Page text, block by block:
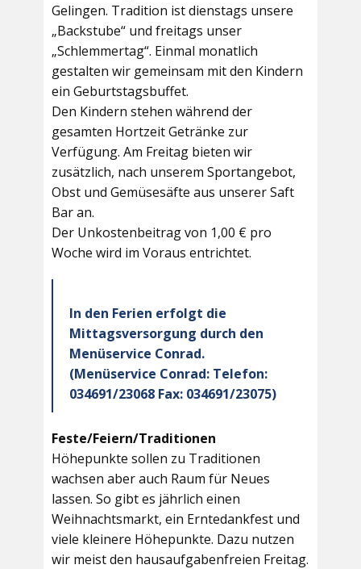
Gelingen. Tradition ist dienstags unsere
„Backstube“ und freitags unser
„Schlemmertag“. Einmal monatlich
gestalten wir gemeinsam mit den Kindern
ein Geburtstagsbuffet.
Den Kindern stehen während der
gesamten Hortzeit Getränke zur
Verfügung. Am Freitag bieten wir
zusätzlich, nach unserem Sportangebot,
Obst und Gemüsesäfte aus unserer Saft
Bar an.
Der Unkostenbeitrag von 1,00 € pro
Woche wird im Voraus entrichtet.
In den Ferien erfolgt die
Mittagsversorgung durch den
Menüservice Conrad.
(Menüservice Conrad: Telefon:
034691/23068 Fax: 034691/23075)
Feste/Feiern/Traditionen
Höhepunkte sollen zu Traditionen
wachsen aber auch Raum für Neues
lassen. So gibt es jährlich einen
Weihnachtsmarkt, ein Erntedankfest und
viele kleinere Höhepunkte. Dazu nutzen
wir meist den hausaufgabenfreien Freitag.